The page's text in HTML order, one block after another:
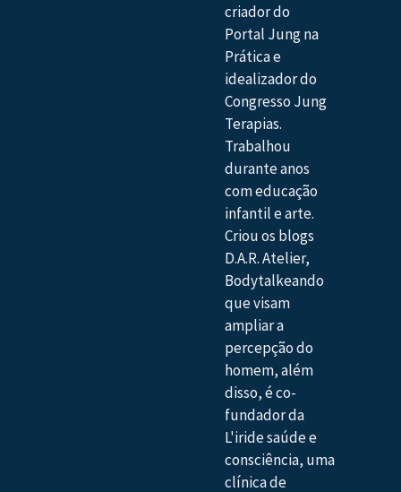
criador do
Portal Jung na
Prática e
idealizador do
Congresso Jung
Terapias.
Trabalhou
durante anos
com educação
infantil e arte.
Criou os blogs
D.A.R. Atelier,
Bodytalkeando
que visam
ampliar a
percepção do
homem, além
disso, é co-
fundador da
L'iride saúde e
consciência, uma
clínica de